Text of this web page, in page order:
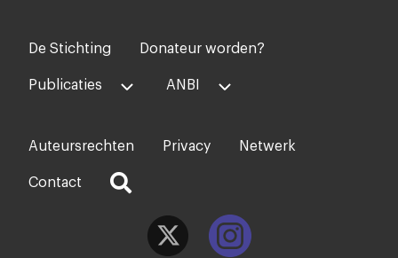
Voet
midden
De Stichting Donateur worden?
Publicaties ANBI
Voet
rechts
Auteursrechten Privacy Netwerk
Contact